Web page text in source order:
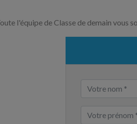
l'équipe de Classe de demain vous